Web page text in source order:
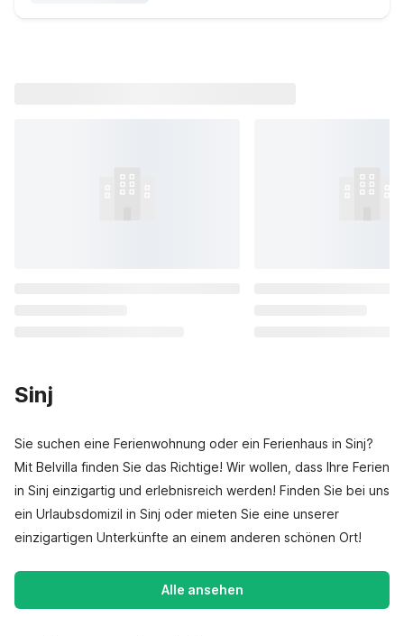
Sinj
Sie suchen eine Ferienwohnung oder ein Ferienhaus in Sinj?
Mit Belvilla finden Sie das Richtige! Wir wollen, dass Ihre Ferien
in Sinj einzigartig und erlebnisreich werden! Finden Sie bei uns
ein Urlaubsdomizil in Sinj oder mieten Sie eine unserer
einzigartigen Unterkünfte an einem anderen schönen Ort!
Alle ansehen